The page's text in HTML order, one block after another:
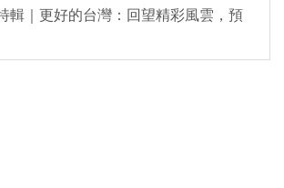
輯｜更好的台灣：回望精彩風雲，預